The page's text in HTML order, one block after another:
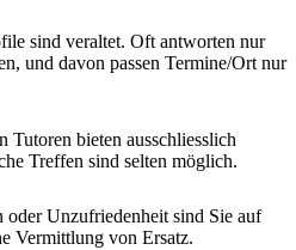
sind veraltet. Oft antworten nur
und davon passen Termine/Ort nur
Tutoren bieten ausschliesslich
Treffen sind selten möglich.
oder Unzufriedenheit sind Sie auf
Vermittlung von Ersatz.